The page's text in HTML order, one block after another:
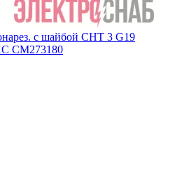
с шайбой CHT 3 G19
CM273180